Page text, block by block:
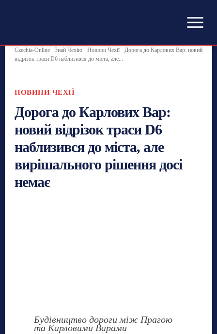
Czechia-Online Знай Чехію Новини Чехії
Дорога до Карлових Вар: новий
відрізок траси D6 наблизився до міста, але...
НОВИНИ ЧЕХІЇ
Дорога до Карлових Вар:
новий відрізок траси D6
наблизився до міста, але
вирішального рішення досі
немає
Будівництво дороги між Прагою
та Карловими Варами